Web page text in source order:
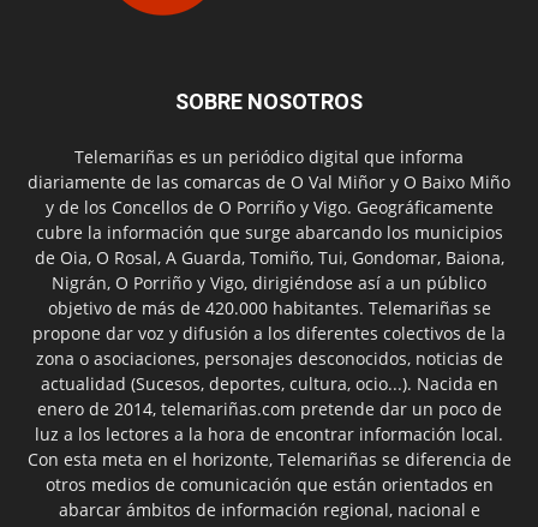
SOBRE NOSOTROS
Telemariñas es un periódico digital que informa
diariamente de las comarcas de O Val Miñor y O Baixo Miño
y de los Concellos de O Porriño y Vigo. Geográficamente
cubre la información que surge abarcando los municipios
de Oia, O Rosal, A Guarda, Tomiño, Tui, Gondomar, Baiona,
Nigrán, O Porriño y Vigo, dirigiéndose así a un público
objetivo de más de 420.000 habitantes. Telemariñas se
propone dar voz y difusión a los diferentes colectivos de la
zona o asociaciones, personajes desconocidos, noticias de
actualidad (Sucesos, deportes, cultura, ocio...). Nacida en
enero de 2014, telemariñas.com pretende dar un poco de
luz a los lectores a la hora de encontrar información local.
Con esta meta en el horizonte, Telemariñas se diferencia de
otros medios de comunicación que están orientados en
abarcar ámbitos de información regional, nacional e